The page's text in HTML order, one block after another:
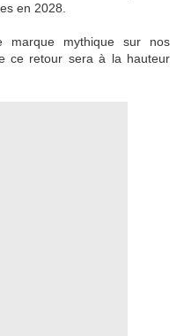
en 2028.
marque mythique sur nos
ce retour sera à la hauteur